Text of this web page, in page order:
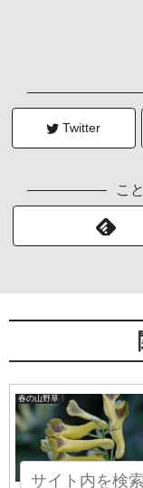
Twitter
こ
春の山野草